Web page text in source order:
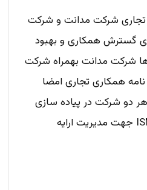
تجاری شرکت ‌مدانت و شرکت
گسترش همکاری و بهبود
شرکت مدانت بهمراه شرکت
نامه همکاری تجاری امضا
دو شرکت در پیاده سازی
چارچوب های ITIL و ISMS جهت مدیریت ارایه